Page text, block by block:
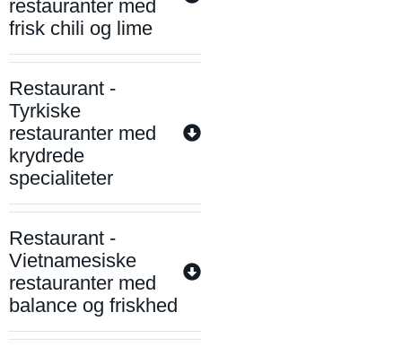
restauranter med
frisk chili og lime
Restaurant -
Tyrkiske
restauranter med
krydrede
specialiteter
Restaurant -
Vietnamesiske
restauranter med
balance og friskhed